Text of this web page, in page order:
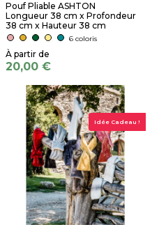
Pouf Pliable ASHTON
Longueur 38 cm x Profondeur
38 cm x Hauteur 38 cm
6 coloris
20,00 €
Idée Cadeau !